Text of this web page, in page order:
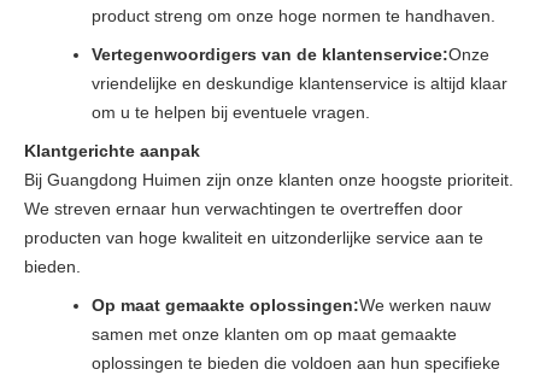
product streng om onze hoge normen te handhaven.
Vertegenwoordigers van de klantenservice:Onze
vriendelijke en deskundige klantenservice is altijd klaar
om u te helpen bij eventuele vragen.
Klantgerichte aanpak
Bij Guangdong Huimen zijn onze klanten onze hoogste prioriteit.
We streven ernaar hun verwachtingen te overtreffen door
producten van hoge kwaliteit en uitzonderlijke service aan te
bieden.
Op maat gemaakte oplossingen:We werken nauw
samen met onze klanten om op maat gemaakte
oplossingen te bieden die voldoen aan hun specifieke